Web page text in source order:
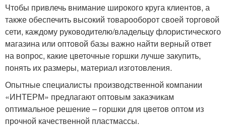
Чтобы привлечь внимание широкого круга клиентов, а
также обеспечить высокий товарооборот своей торговой
сети, каждому руководителю/владельцу флористического
магазина или оптовой базы важно найти верный ответ
на вопрос, какие цветочные горшки лучше закупить,
понять их размеры, материал изготовления.
Опытные специалисты производственной компании
«ИНТЕРМ» предлагают оптовым заказчикам
оптимальное решение – горшки для цветов оптом из
прочной качественной пластмассы.